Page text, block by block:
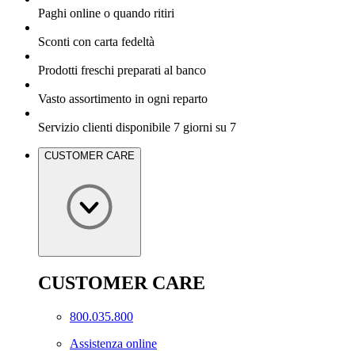
Paghi online o quando ritiri
Sconti con carta fedeltà
Prodotti freschi preparati al banco
Vasto assortimento in ogni reparto
Servizio clienti disponibile 7 giorni su 7
CUSTOMER CARE
CUSTOMER CARE
800.035.800
Assistenza online